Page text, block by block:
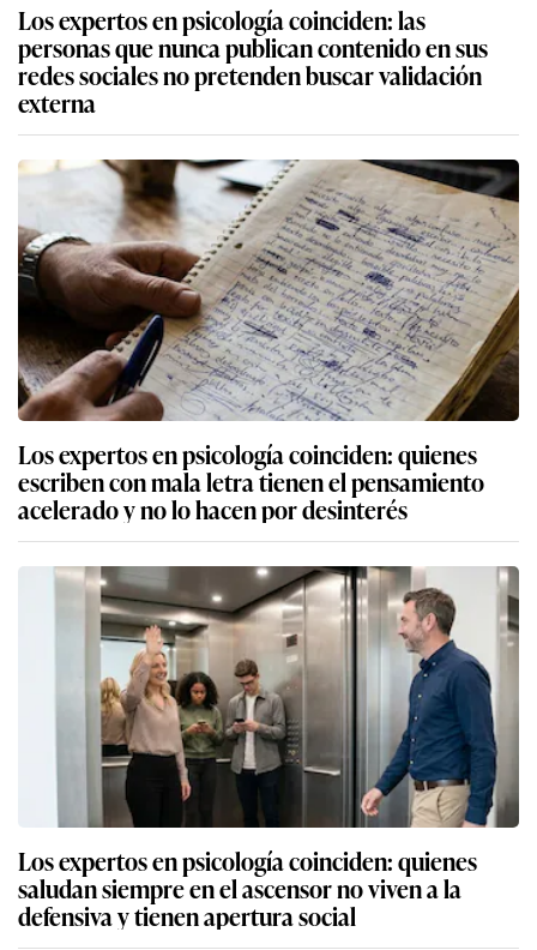
Los expertos en psicología coinciden: las
personas que nunca publican contenido en sus
redes sociales no pretenden buscar validación
externa
Los expertos en psicología coinciden: quienes
escriben con mala letra tienen el pensamiento
acelerado y no lo hacen por desinterés
Los expertos en psicología coinciden: quienes
saludan siempre en el ascensor no viven a la
defensiva y tienen apertura social